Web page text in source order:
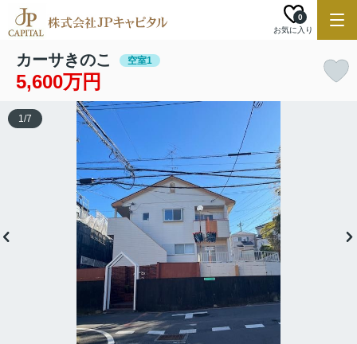
お気に入り
0
カーサきのこ 空室1
5,600万円
1/7